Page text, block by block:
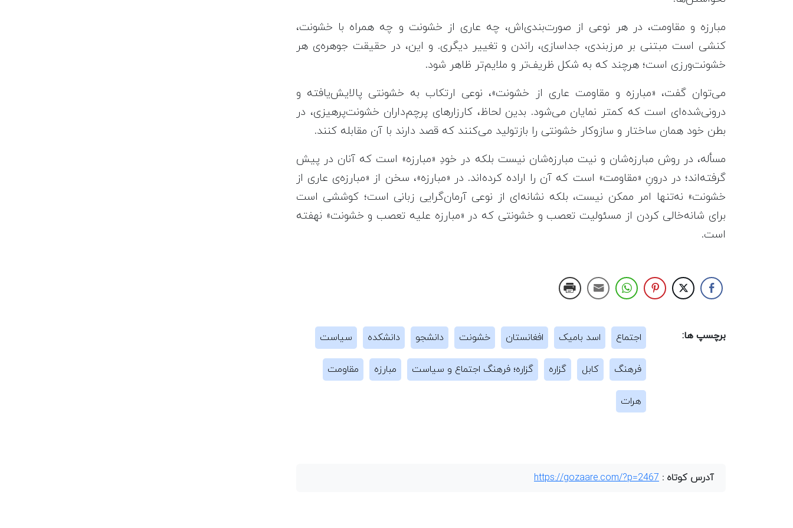
مبارزه و مقاومت، در هر نوعی از صورت‌بندی‌اش، چه عاری از خشونت و چه همراه با خشونت،
کنشی است مبتنی بر مرزبندی، جداسازی، راندن و تغییر دیگری. و این، در حقیقت جوهره‌ی هر
خشونت‌ورزی است؛ هرچند که به شکل ظریف‌تر و ملایم‌تر ظاهر شود.
می‌توان گفت، «مبارزه و مقاومت عاری از خشونت»، نوعی ارتکاب به خشونتی پالایش‌یافته و
درونی‌شده‌ای است که کمتر نمایان می‌شود. بدین لحاظ، کارزارهای پرچم‌داران خشونت‌پرهیزی، در
بطن خود همان ساختار و سازوکار خشونتی را بازتولید می‌کنند که قصد دارند با آن مقابله کنند.
مسأله، در روش مبارزه‌شان و نیت مبارزه‌شان نیست بلکه در خودِ «مبارزه» است که آنان در پیش
گرفته‌اند؛ در درونِ «مقاومت» است که آن را اراده کرده‌اند. در «مبارزه»، سخن از «مبارزه‌ی عاری از
خشونت» نه‌تنها امر ممکن نیست، بلکه نشانه‌ای از نوعی آرمان‌گرایی زبانی است؛ کوششی است
برای شانه‌خالی کردن از مسئولیت تعصب و خشونتی که در «مبارزه علیه تعصب و خشونت» نهفته
است.
برچسپ ها: اجتماع اسد بامیک افغانستان خشونت دانشجو دانشکده سیاست
فرهنگ کابل گزاره گزاره؛ فرهنگ اجتماع و سیاست مبارزه مقاومت
هرات
آدرس کوتاه : https://gozaare.com/?p=2467